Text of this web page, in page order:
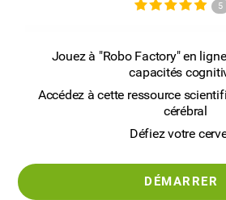
5
Jouez à "Robo Factory" en
capacités
Accédez à cette ressource
cérébral
Défiez votre
DÉMARRER